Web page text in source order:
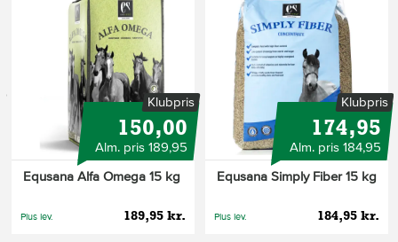
Klubpris
150,00
Alm. pris 189,95
Equsana Alfa Omega 15 kg
189,95 kr.
Plus lev.
Klubpris
174,95
Alm. pris 184,95
Equsana Simply Fiber 15 kg
184,95 kr.
Plus lev.